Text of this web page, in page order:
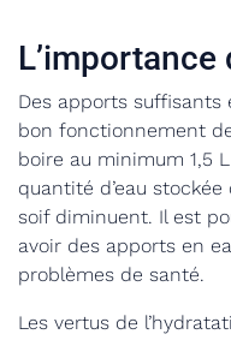
L’importance
Des apports suffisants
bon fonctionnement
boire au minimum 1,5
quantité d’eau
soif diminuent. Il est
avoir des apports en
problèmes de santé.
Les vertus de